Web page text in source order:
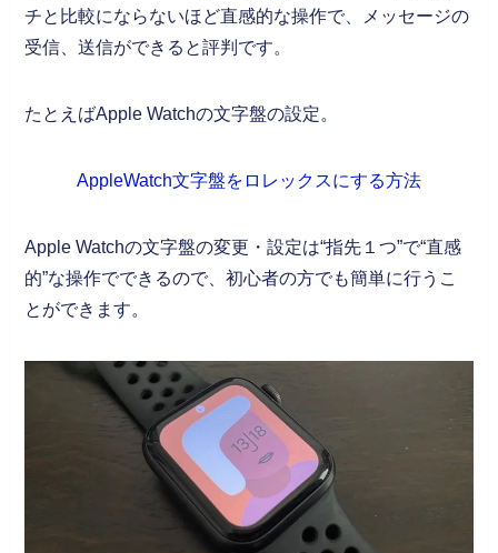
チと比較にならないほど直感的な操作で、メッセージの
受信、送信ができると評判です。
たとえばApple Watchの文字盤の設定。
AppleWatch文字盤をロレックスにする方法
Apple Watchの文字盤の変更・設定は“指先１つ”で“直感
的”な操作でできるので、初心者の方でも簡単に行うこ
とができます。